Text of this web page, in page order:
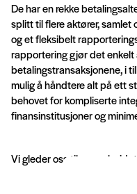
De har en rekke
splitt til flere aktører,
og et fleksibelt
rapportering gjør det enkelt
betalingstransaksjonene, i
mulig å håndtere alt på ett
behovet for kompliserte
finansinstitusjoner og
Vi gleder oss til